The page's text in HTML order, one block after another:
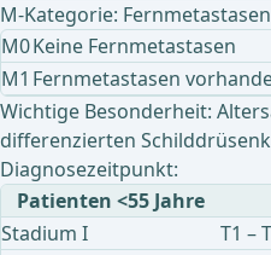
M-Kategorie: Fernmetastasen
M0Keine Fernmetastasen
M1 Fernmetastasen
Wichtige Besonderheit:
differenzierten
Diagnosezeitpunkt:
Patienten <55 Jahre
Stadium I
T1 –